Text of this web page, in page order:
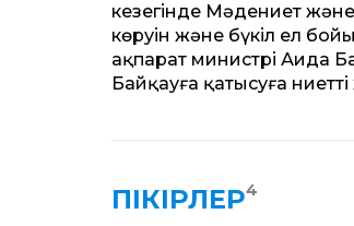
кезегінде Мәдениет және
көруін және бүкіл ел
ақпарат министрі Аида
Байқауға қатысуға
ПІКІРЛЕР4